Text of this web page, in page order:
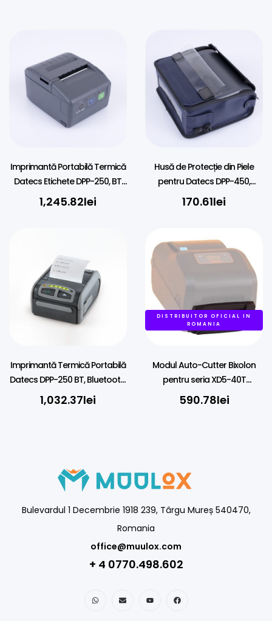
Imprimantă Portabilă Termică
Datecs Etichete DPP-250, BT,
58mm
1,245.82lei
Husă de Protecție din Piele
pentru Datecs DPP-450,
Albastră, cu Fereastră
170.61lei
Imprimantă Termică Portabilă
Datecs DPP-250 BT, Bluetooth,
58mm
1,032.37lei
DISTRIBUITOR OFICIAL IN
ROMANIA
Modul Auto-Cutter Bixolon
pentru seria XD5-40T
(bixxd540Tcut)
590.78lei
Bulevardul 1 Decembrie 1918 239, Târgu Mureș 540470,
Romania
office@muulox.com
+ 4 0770.498.602